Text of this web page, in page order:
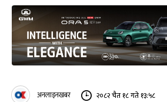
अनलाइनखबर २०८२ चैत १८ गते १३:५८